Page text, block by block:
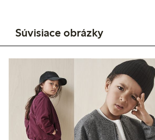
Súvisiace obrázky